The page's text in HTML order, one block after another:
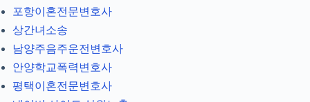
포항이혼전문변호사
상간녀소송
남양주음주운전변호사
안양학교폭력변호사
평택이혼전문변호사